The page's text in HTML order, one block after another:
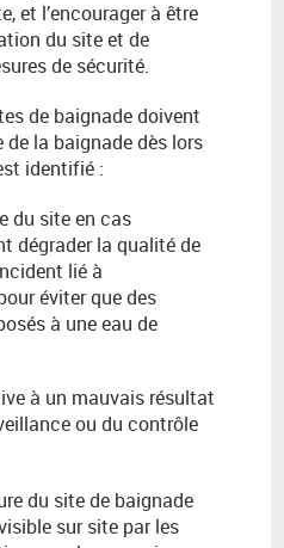
et l’encourager à être
du site et de
de sécurité.
de baignade doivent
la baignade dès lors
identifié :
du site en cas
dégrader la qualité de
lié à
éviter que des
à une eau de
à un mauvais résultat
ou du contrôle
du site de baignade
sur site par les